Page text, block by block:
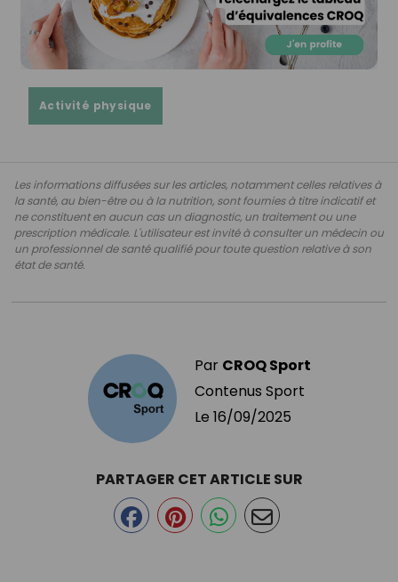
Activité physique
Les informations diffusées sur les articles, notamment celles relatives à
la santé, au bien-être ou à la nutrition, sont fournies à titre indicatif et
ne constituent en aucun cas un diagnostic, un traitement ou une
prescription médicale. L'utilisateur est invité à consulter un médecin ou
un professionnel de santé qualifié pour toute question relative à son
état de santé.
Par CROQ Sport
Contenus Sport
Le 16/09/2025
PARTAGER CET ARTICLE SUR